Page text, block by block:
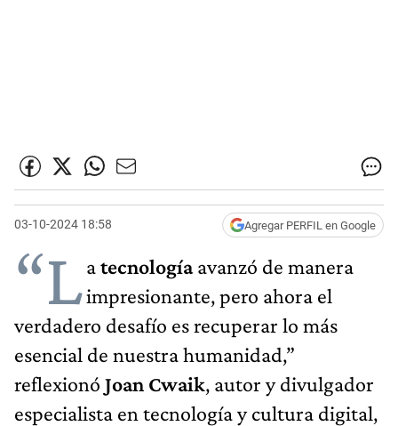
03-10-2024 18:58 Agregar PERFIL en Google
“Latecnologíaavanzó de manera
impresionante, pero ahora el
verdadero desafío es recuperar lo más
esencial de nuestra humanidad,”
reflexionó Joan Cwaik, autor y divulgador
especialista en tecnología y cultura digital,